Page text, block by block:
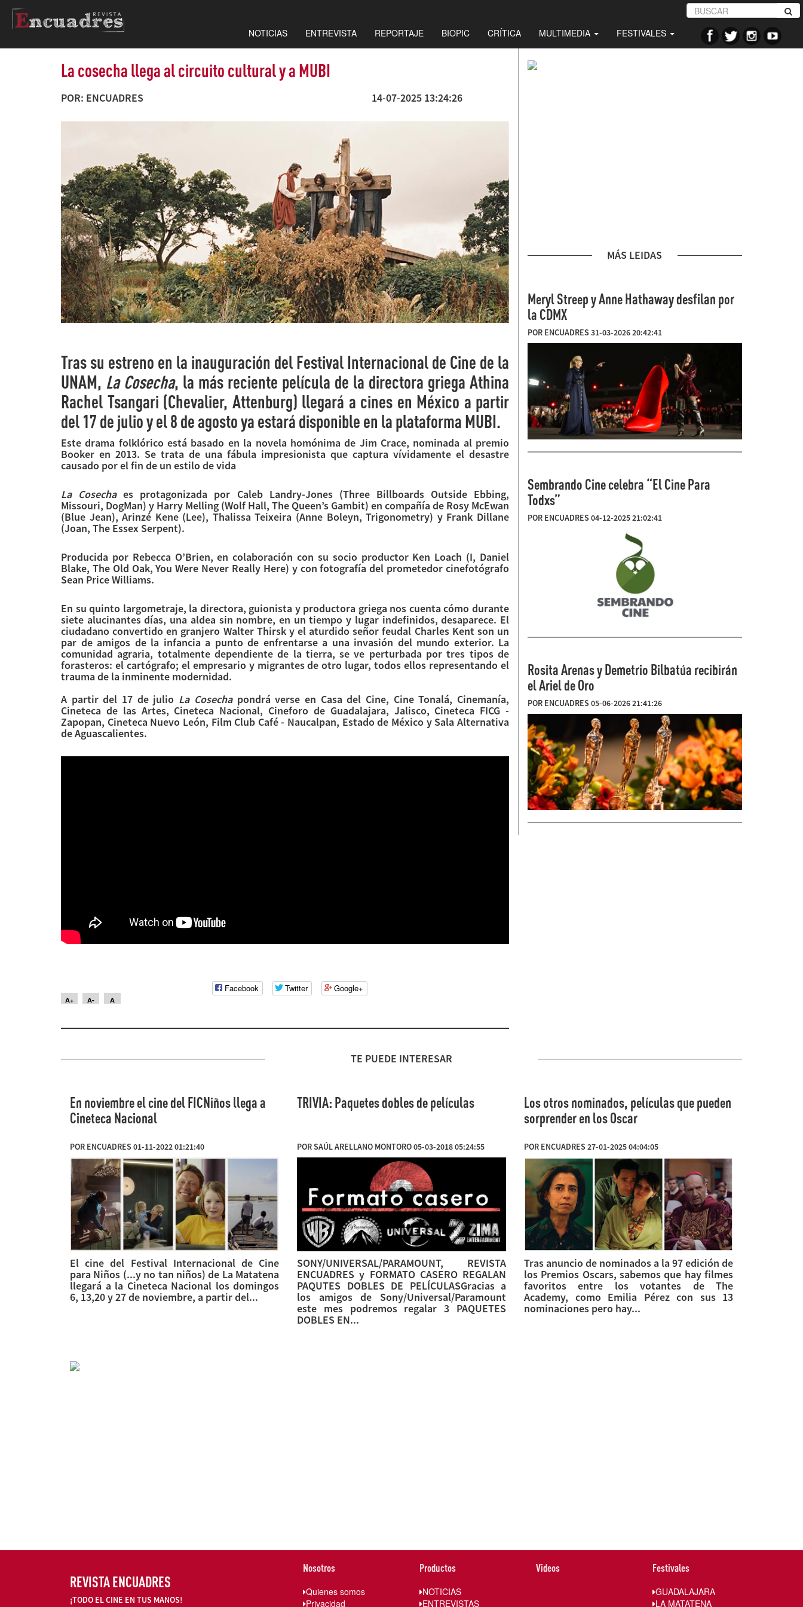
NOTICIAS ENTREVISTA REPORTAJE BIOPIC CRÍTICA MULTIMEDIA FESTIVALES
La cosecha llega al circuito cultural y a MUBI
POR: ENCUADRES 14-07-2025 13:24:26
Tras su estreno en la inauguración del Festival Internacional de Cine de la
UNAM, La Cosecha, la más reciente película de la directora griega Athina
Rachel Tsangari (Chevalier, Attenburg) llegará a cines en México a partir
del 17 de julio y el 8 de agosto ya estará disponible en la plataforma MUBI.
Este drama folklórico está basado en la novela homónima de Jim Crace, nominada al premio
Booker en 2013. Se trata de una fábula impresionista que captura vívidamente el desastre
causado por el fin de un estilo de vida
La Cosechaes protagonizada por Caleb Landry-Jones (Three Billboards Outside Ebbing,
Missouri, DogMan) y Harry Melling (Wolf Hall, The Queen’s Gambit) en compañía de Rosy McEwan
(Blue Jean), Arinzé Kene (Lee), Thalissa Teixeira (Anne Boleyn, Trigonometry) y Frank Dillane
(Joan, The Essex Serpent).
Producida por Rebecca O’Brien, en colaboración con su socio productor Ken Loach (I, Daniel
Blake, The Old Oak, You Were Never Really Here) y con fotografía del prometedor cinefotógrafo
Sean Price Williams.
En su quinto largometraje, la directora, guionista y productora griega nos cuenta cómo durante
siete alucinantes días, una aldea sin nombre, en un tiempo y lugar indefinidos, desaparece. El
ciudadano convertido en granjero Walter Thirsk y el aturdido señor feudal Charles Kent son un
par de amigos de la infancia a punto de enfrentarse a una invasión del mundo exterior. La
comunidad agraria, totalmente dependiente de la tierra, se ve perturbada por tres tipos de
forasteros: el cartógrafo; el empresario y migrantes de otro lugar, todos ellos representando el
trauma de la inminente modernidad.
A partir del 17 de julio La Cosechapondrá verse en Casa del Cine, Cine Tonalá, Cinemanía,
Cineteca de las Artes, Cineteca Nacional, Cineforo de Guadalajara, Jalisco, Cineteca FICG -
Zapopan, Cineteca Nuevo León, Film Club Café - Naucalpan, Estado de México y Sala Alternativa
de Aguascalientes.
A+ A- A
Facebook Twitter Google+
MÁS LEIDAS
Meryl Streep y Anne Hathaway desfilan por
la CDMX
POR ENCUADRES 31-03-2026 20:42:41
Sembrando Cine celebra “El Cine Para
Todxs”
POR ENCUADRES 04-12-2025 21:02:41
Rosita Arenas y Demetrio Bilbatúa recibirán
el Ariel de Oro
POR ENCUADRES 05-06-2026 21:41:26
TE PUEDE INTERESAR
En noviembre el cine del FICNiños llega a
Cineteca Nacional
POR ENCUADRES 01-11-2022 01:21:40
El cine del Festival Internacional de Cine
para Niños (...y no tan niños) de La Matatena
llegará a la Cineteca Nacional los domingos
6, 13,20 y 27 de noviembre, a partir del...
TRIVIA: Paquetes dobles de películas
POR SAÚL ARELLANO MONTORO 05-03-2018 05:24:55
SONY/UNIVERSAL/PARAMOUNT, REVISTA
ENCUADRES y FORMATO CASERO REGALAN
PAQUTES DOBLES DE PELÍCULASGracias a
los amigos de Sony/Universal/Paramount
este mes podremos regalar 3 PAQUETES
DOBLES EN...
Los otros nominados, películas que pueden
sorprender en los Oscar
POR ENCUADRES 27-01-2025 04:04:05
Tras anuncio de nominados a la 97 edición de
los Premios Oscars, sabemos que hay filmes
favoritos entre los votantes de The
Academy, como Emilia Pérez con sus 13
nominaciones pero hay...
REVISTA ENCUADRES
¡TODO EL CINE EN TUS MANOS!
Nosotros
Quienes somos
Privacidad
Productos
NOTICIAS
ENTREVISTAS
Videos
Festivales
GUADALAJARA
LA MATATENA